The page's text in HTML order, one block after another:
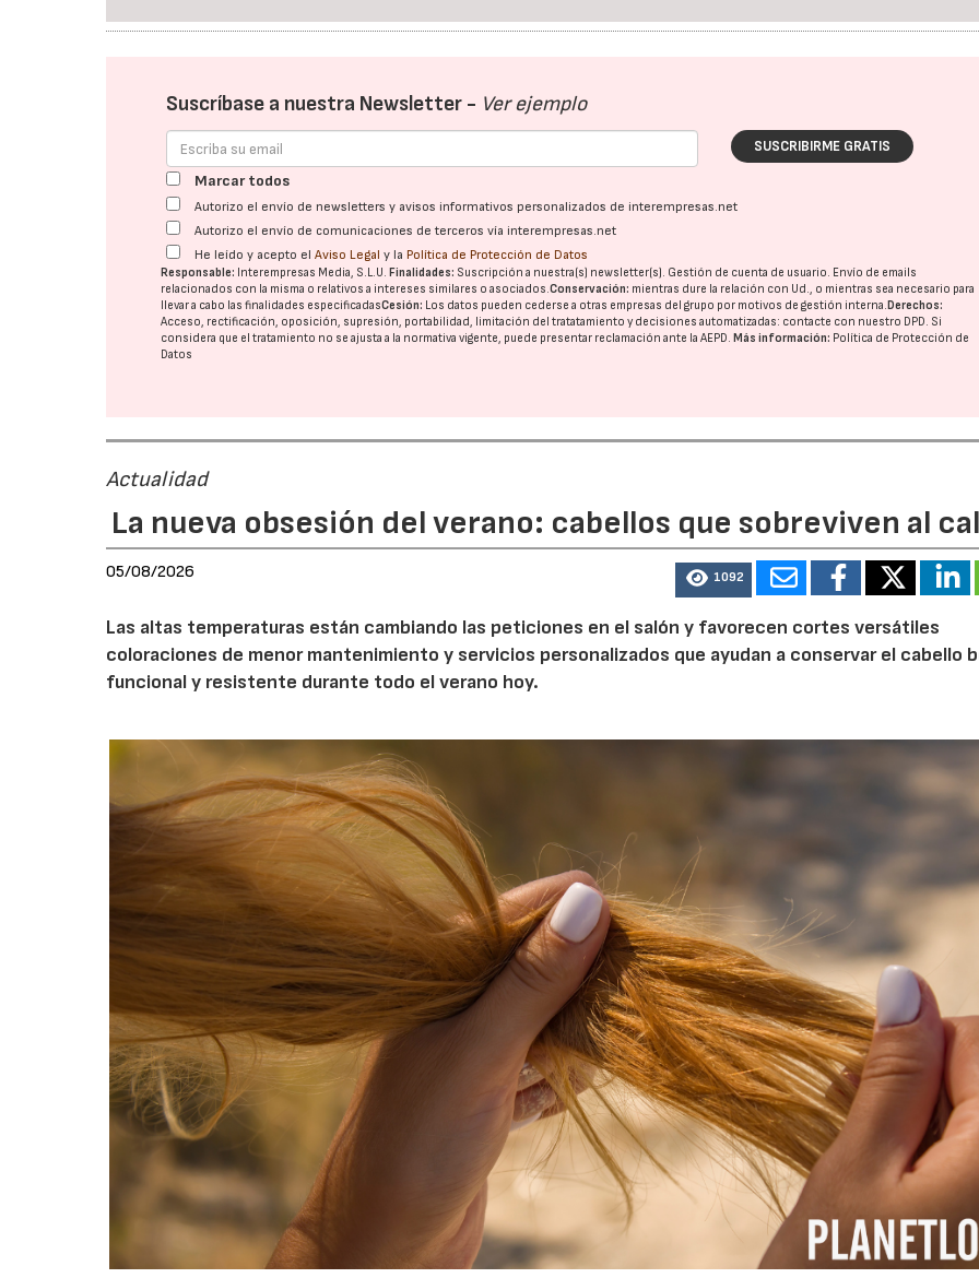
Suscríbase a nuestra Newsletter - Ver ejemplo
SUSCRIBIRME GRATIS
Marcar todos
Autorizo el envío de newsletters y avisos informativos personalizados de interempresas.net
Autorizo el envío de comunicaciones de terceros vía interempresas.net
He leído y acepto elAviso Legal y la Política de Protección de Datos
Responsable: Interempresas Media, S.L.U. Finalidades: Suscripción a nuestra(s) newsletter(s). Gestión de cuenta de usuario. Envío de emails
relacionados con la misma o relativos a intereses similares o asociados.Conservación: mientras dure la relación con Ud., o mientras sea necesario para
llevar a cabo las finalidades especificadasCesión: Los datos pueden cederse a otras empresas del grupo por motivos de gestión interna. Derechos:
Acceso, rectificación, oposición, supresión, portabilidad, limitación del tratatamiento y decisiones automatizadas: contacte con nuestro DPD. Si
considera que el tratamiento no se ajusta a la normativa vigente, puede presentar reclamación ante laAEPD. Más información: Política de Protección de
Datos
Actualidad
La nueva obsesión del verano: cabellos que sobreviven al
05/08/2026 1092
Las altas temperaturas están cambiando las peticiones en el salón y favorecen cortes versátiles
coloraciones de menor mantenimiento y servicios personalizados que ayudan a conservar el cabello
funcional y resistente durante todo el verano hoy.